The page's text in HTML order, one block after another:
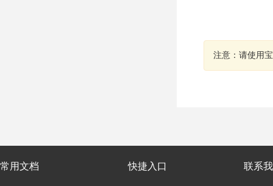
注意：请使用
常用文档 快捷入口 联系